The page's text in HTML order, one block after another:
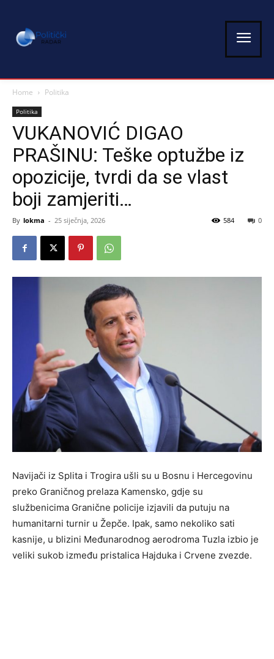
Home Politika
Politika
VUKANOVIĆ DIGAO
PRAŠINU: Teške optužbe iz
opozicije, tvrdi da se vlast
boji zamjeriti…
By lokma - 25 siječnja, 2026 0
584
Navijači iz Splita i Trogira ušli su u Bosnu i Hercegovinu
preko Graničnog prelaza Kamensko, gdje su
službenicima Granične policije izjavili da putuju na
humanitarni turnir u Žepče. Ipak, samo nekoliko sati
kasnije, u blizini Međunarodnog aerodroma Tuzla izbio je
veliki sukob između pristalica Hajduka i Crvene zvezde.